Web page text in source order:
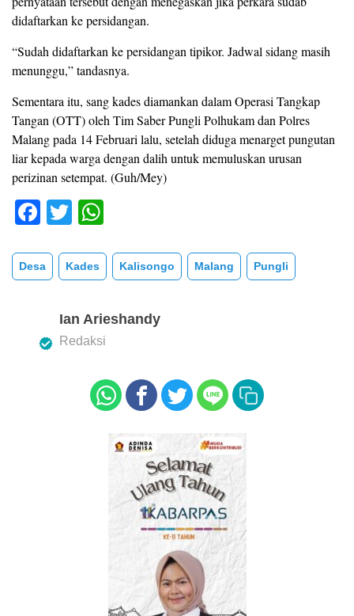
didaftarkan ke persidangan.
“Sudah didaftarkan ke persidangan tipikor. Jadwal sidang masih
menunggu,” tandasnya.
Sementara itu, sang kades diamankan dalam Operasi Tangkap
Tangan (OTT) oleh Tim Saber Pungli Polhukam dan Polres
Malang pada 14 Februari lalu, setelah diduga menarget pungutan
liar kepada warga dengan dalih untuk memuluskan urusan
perizinan setempat. (Guh/Mey)
F
c
e
o
T
tt
er
at
s
A
p
Desa Kades Kalisongo Malang Pungli
Ian Arieshandy
Redaksi